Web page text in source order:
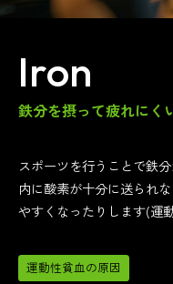
Iron
鉄分を摂って疲れにく
スポーツを行うことで鉄
内に酸素が十分に送られ
やすくなったりします(運
運動性貧血の原因